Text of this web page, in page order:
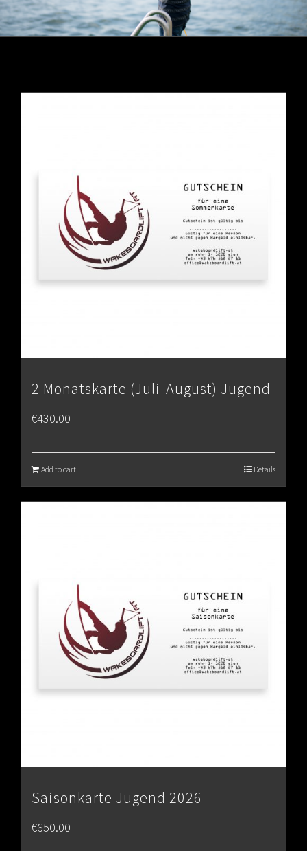
2 Monatskarte (Juli-August) Jugend
€430.00
Add to cart Details
Saisonkarte Jugend 2026
€650.00